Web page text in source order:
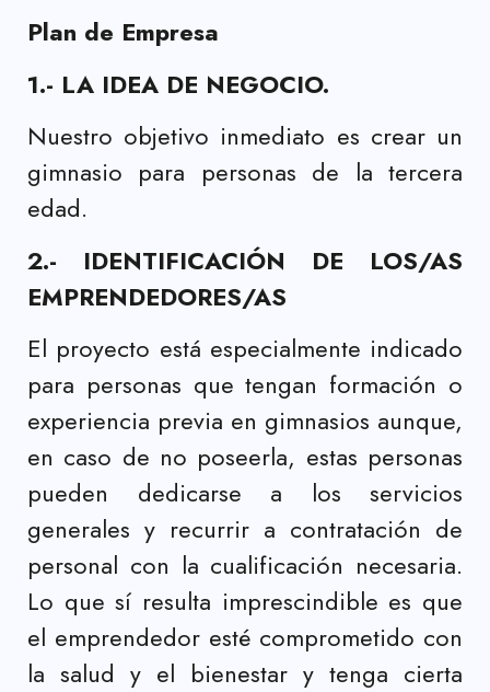
Plan de Empresa
1.- LA IDEA DE NEGOCIO.
Nuestro objetivo inmediato es crear un
gimnasio para personas de la tercera
edad.
2.- IDENTIFICACIÓN DE LOS/AS
EMPRENDEDORES/AS
El proyecto está especialmente indicado
para personas que tengan formación o
experiencia previa en gimnasios aunque,
en caso de no poseerla, estas personas
pueden dedicarse a los servicios
generales y recurrir a contratación de
personal con la cualificación necesaria.
Lo que sí resulta imprescindible es que
el emprendedor esté comprometido con
la salud y el bienestar y tenga cierta